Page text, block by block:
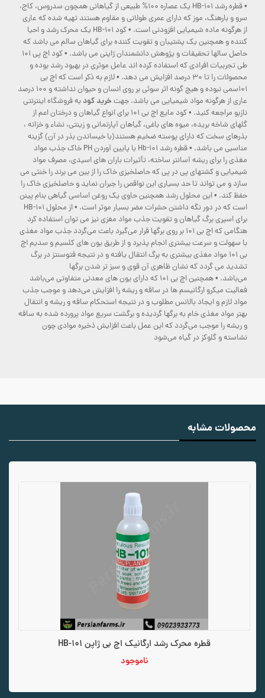
•
قطره رشد HB-101 یک عصاره 100% طبیعی از گیاهانی همچون سدروس، کاج،
سرو و بارهنگ، موز که دارای عمری طولانی و مقاوم هستند تهیه شده که عاری
از هرگونه ماده شیمیایی افزودنی است. •
کود HB-101 یک محرک رشد و احیا
کننده و همچنین یک پشتیبان و تقویت کننده برای گیاهان سالم می باشد که
حاصل سالها تحقیقات و پژوهش دانشمندان ژاپنی می باشد. •
کود اچ پی 101
طی تجربیات افرادی که استفاده کرده اند عامل موثری در بهبود رشد بوده و
محصولات را تا 30 درصد افزایش می دهد.
•لازم به ذکر است که اچ بی
101سمی نبوده و هیچ گونه اثر سوئی بر روی انسان و حیوان نداشته و 100 درصد
عاری از هرگونه مواد شیمیایی می باشد. جهت خرید کود به فروشگاه اینترنتی
نازبو مراجعه کنید. •
کود مایع اچ بی 101 برای انواع گیاهان و درختان اعم از
گلهای شاخه بریده، میوه های باغی، گیاهان آپارتمانی و زینتی، نشاء و خزانه ،
بذرهای سخت که دارای پوسته ضخیم هستند(با خیساندن بذر در آن) گزینه
مناسبی می باشد. •
قطره رشد Hb-101 با پایین آوردن PH خاک جذب مواد
مغذی را برای ریشه آسانتر ساخته، تأثیرات باران های اسیدی، مصرف مواد
شیمیایی و کشتهای پی در پی که حاصلخیزی خاک را از بین می برند را خنثی می
سازد و می تواند تا حد بسیاری این نواقص را جبران نماید و حاصلخیزی خاک را
حفظ کند. •این محلول رشد همچنین حاوی یک روغن اساسی گیاهی بنام پینن
است که در دور نگه داشتن حشرات مضر بسیار موثر است. •
از محلول HB-101
برای اسپری برگ گیاهان و تقویت جذب مواد مغزی نیز می توان استفاده کرد
هنگامی که اچ بی 101 بر روی برگها قرار می‌گیرد باعث می‌گردد جذب مواد مغذی
با سهولت و سرعت بیشتری انجام پذیرد و از طریق یون های کلسیم و سدیم اچ
بی 101 مواد مغذی بیشتری به برگ انتقال یافته و در نتیجه فتوسنتز در برگ
تشدید می گردد که نشان ظاهری آن قوی و سبز تر شدن برگها
می‌باشد. •
همچنین اچ بی 101 که دارای یون های معدنی متفاوتی می‌باشد
فعالیت میکرو ارگانیسم ها در ساقه و ریشه را افزایش می‌دهد و موجب جذب
مواد لازم و ایجاد بالانس مطلوب و در نتیجه استحکام ساقه و ریشه و انتقال
بهتر مواد مغذی خام به برگها گردیده و برگشت سریع مواد پرورده شده به ساقه
و ریشه را موجب می‌گردد که این عمل باعث افزایش ذخیره موادی چون
نشاسته و گلوکز در گیاه می‌شود
محصولات مشابه
قطره محرک رشد ارگانیک اچ بی ژاپن HB-101
ناموجود